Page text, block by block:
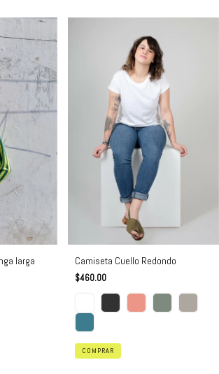
larga
Camiseta Cuello Redondo
$460.00
COMPRAR